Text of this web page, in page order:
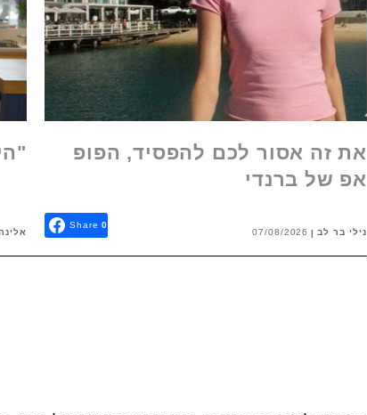
את זה אסור לכם להפסיד, הפופ
אפ של ברנדי
נילי בר לב 07/08/2026
Share 0